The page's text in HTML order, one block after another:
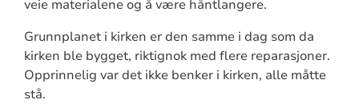
veie materialene og å være håntlangere.
Grunnplanet i kirken er den samme i dag som da
kirken ble bygget, riktignok med flere reparasjoner.
Opprinnelig var det ikke benker i kirken, alle måtte
stå.